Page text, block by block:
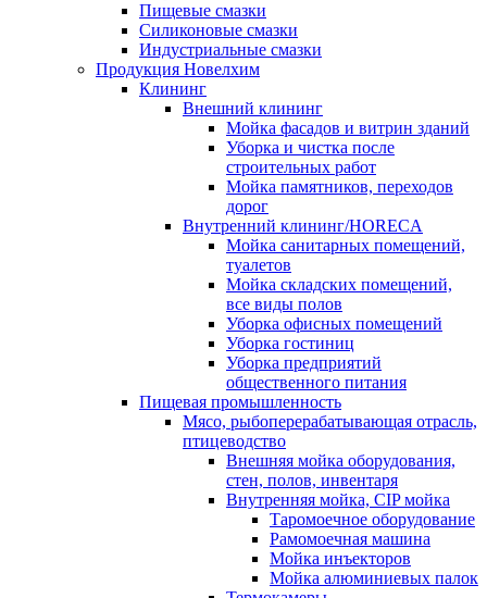
Пищевые смазки
Силиконовые смазки
Индустриальные смазки
Продукция Новелхим
Клининг
Внешний клининг
Мойка фасадов и витрин зданий
Уборка и чистка после
строительных работ
Мойка памятников, переходов
дорог
Внутренний клининг/HORECA
Мойка санитарных помещений,
туалетов
Мойка складских помещений,
все виды полов
Уборка офисных помещений
Уборка гостиниц
Уборка предприятий
общественного питания
Пищевая промышленность
Мясо, рыбоперерабатывающая отрасль,
птицеводство
Внешняя мойка оборудования,
стен, полов, инвентаря
Внутренняя мойка, CIP мойка
Таромоечное оборудование
Рамомоечная машина
Мойка инъекторов
Мойка алюминиевых палок